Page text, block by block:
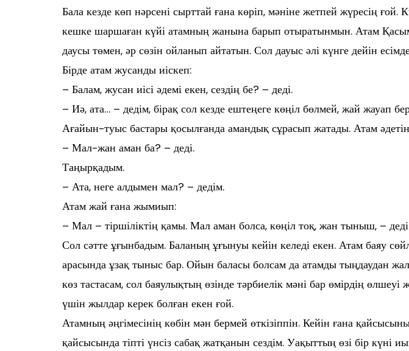
Бала кезде көп нәрсені сырттай ғана көріп, мәніне жетпей жүресің ғой.
кешке шаршаған күйі атамның жанына барып отыратынмын. Атам
даусы төмен, әр сөзін ойланып айтатын. Сол дауыс әлі күнге дейін
Бірде атам жусанды иіскеп:
– Балам, жусан иісі әдемі екен, сездің бе? – деді.
– Иә, ата… – дедім, бірақ сол кезде ештеңеге көңіл бөлмей, жай жауап
Ағайын-туыс бастары қосылғанда амандық сұрасып жатады. Атам
– Мал-жан аман ба? – деді.
Таңырқадым.
– Ата, неге алдымен мал? – дедім.
Атам жай ғана жымиып:
– Мал – тіршіліктің қамы. Мал аман болса, көңіл тоқ, жан тыныш, –
Сол сәтте ұғынбадым. Баланың ұғынуы кейін келеді екен. Атам баяу
арасында ұзақ тыныс бар. Ойын баласы болсам да атамды тыңдаудан
көз тастасам, сол баяулықтың өзінде тәрбиелік мәні бар өмірдің өлшеуі
үшін жылдар керек болған екен ғой.
Атамның әңгімесінің көбін мән бермей өткізіппін. Кейін ғана
қайсысында тіпті үнсіз сабақ жатқанын сездім. Уақыттың өзі бір күні